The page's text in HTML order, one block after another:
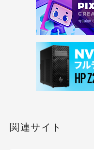
関連サイト